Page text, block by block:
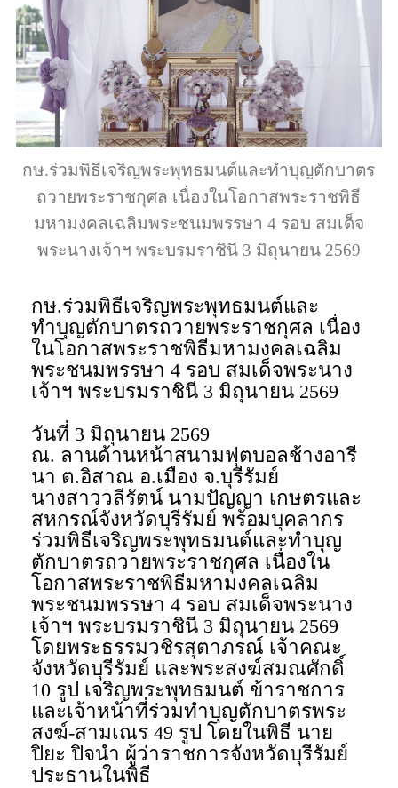
กษ.ร่วมพิธีเจริญพระพุทธมนต์และทำบุญตักบาตร
ถวายพระราชกุศล เนื่องในโอกาสพระราชพิธี
มหามงคลเฉลิมพระชนมพรรษา 4 รอบ สมเด็จ
พระนางเจ้าฯ พระบรมราชินี 3 มิถุนายน 2569
กษ.ร่วมพิธีเจริญพระพุทธมนต์และ
ทำบุญตักบาตรถวายพระราชกุศล เนื่อง
ในโอกาสพระราชพิธีมหามงคลเฉลิม
พระชนมพรรษา 4 รอบ สมเด็จพระนาง
เจ้าฯ พระบรมราชินี 3 มิถุนายน 2569
วันที่ 3 มิถุนายน 2569
ณ. ลานด้านหน้าสนามฟุตบอลช้างอารี
นา ต.อิสาณ อ.เมือง จ.บุรีรัมย์
นางสาววลีรัตน์ นามปัญญา เกษตรและ
สหกรณ์จังหวัดบุรีรัมย์ พร้อมบุคลากร
ร่วมพิธีเจริญพระพุทธมนต์และทำบุญ
ตักบาตรถวายพระราชกุศล เนื่องใน
โอกาสพระราชพิธีมหามงคลเฉลิม
พระชนมพรรษา 4 รอบ สมเด็จพระนาง
เจ้าฯ พระบรมราชินี 3 มิถุนายน 2569
โดยพระธรรมวชิรสุตาภรณ์ เจ้าคณะ
จังหวัดบุรีรัมย์ และพระสงฆ์สมณศักดิ์
10 รูป เจริญพระพุทธมนต์ ข้าราชการ
และเจ้าหน้าที่ร่วมทำบุญตักบาตรพระ
สงฆ์-สามเณร 49 รูป โดยในพิธี นาย
ปิยะ ปิจนำ ผู้ว่าราชการจังหวัดบุรีรัมย์
ประธานในพิธี